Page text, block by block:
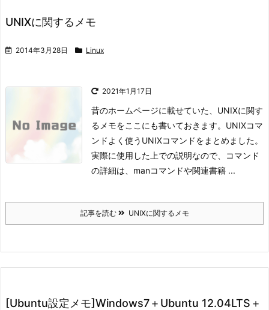
UNIXに関するメモ
2014年3月28日 Linux
2021年1月17日
昔のホームページに載せていた、UNIXに関す
るメモをここにも書いておきます。 UNIXコマ
ンド よく使うUNIXコマンドをまとめました。
実際に使用した上での説明なので、コマンド
の詳細は、manコマンドや関連書籍 ...
記事を読む UNIXに関するメモ
[Ubuntu設定メモ]Windows7＋Ubuntu 12.04LTS＋